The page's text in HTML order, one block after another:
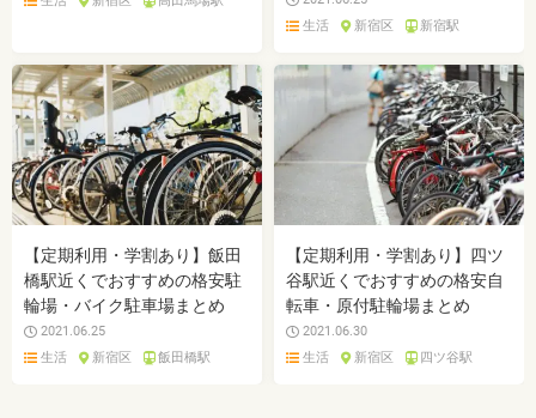
生活
新宿区 新宿駅
【定期利用・学割あり】飯田
橋駅近くでおすすめの格安駐
輪場・バイク駐車場まとめ
2021.06.25
生活
新宿区 飯田橋駅
【定期利用・学割あり】四ツ
谷駅近くでおすすめの格安自
転車・原付駐輪場まとめ
2021.06.30
生活
新宿区 四ツ谷駅